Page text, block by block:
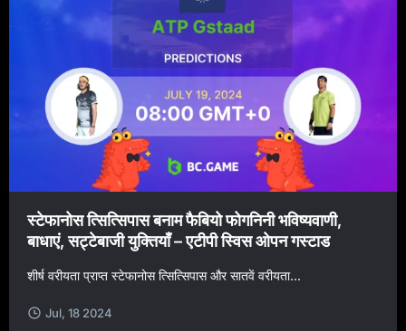
स्टेफानोस त्सित्सिपास बनाम फैबियो फोगनिनी भविष्यवाणी,
बाधाएं, सट्टेबाजी युक्तियाँ – एटीपी स्विस ओपन गस्टाड
शीर्ष वरीयता प्राप्त स्टेफानोस त्सित्सिपास और सातवें वरीयता...
Jul, 18 2024